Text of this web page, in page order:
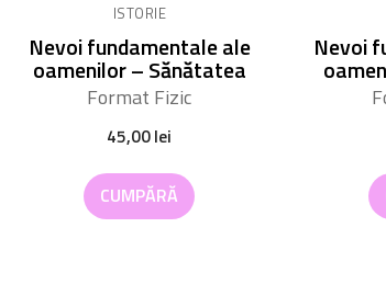
ISTORIE
Nevoi fundamentale ale
oamenilor – Sănătatea
Format Fizic
45,00lei
CUMPĂRĂ
Nevoi